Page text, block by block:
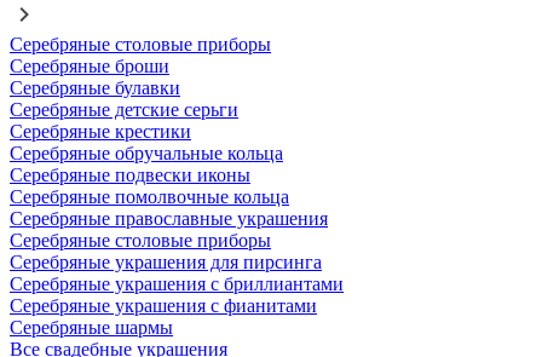
Серебряные столовые приборы
Серебряные броши
Серебряные булавки
Серебряные детские серьги
Серебряные крестики
Серебряные обручальные кольца
Серебряные подвески иконы
Серебряные помолвочные кольца
Серебряные православные украшения
Серебряные столовые приборы
Серебряные украшения для пирсинга
Серебряные украшения с бриллиантами
Серебряные украшения с фианитами
Серебряные шармы
Все свадебные украшения